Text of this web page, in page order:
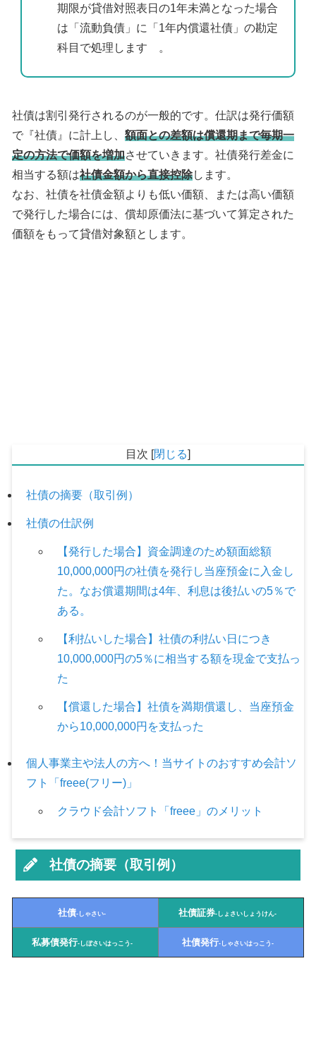
期限が貸借対照表日の1年未満となった場合
は「流動負債」に「1年内償還社債」の勘定
科目で処理します 。
社債は割引発行されるのが一般的です。仕訳は発行価額
で『社債』に計上し、 額面との差額は償還期まで毎期一
定の方法で価額を増加させていきます。社債発行差金に
相当する額は社債金額から直接控除します。
なお、社債を社債金額よりも低い価額、または高い価額
で発行した場合には、償却原価法に基づいて算定された
価額をもって貸借対象額とします。
目次 [閉じる]
社債の摘要（取引例）
社債の仕訳例
【発行した場合】資金調達のため額面総額
10,000,000円の社債を発行し当座預金に入金し
た。なお償還期間は4年、利息は後払いの5％で
ある。
【利払いした場合】社債の利払い日につき
10,000,000円の5％に相当する額を現金で支払っ
た
【償還した場合】社債を満期償還し、当座預金
から10,000,000円を支払った
個人事業主や法人の方へ！当サイトのおすすめ会計ソ
フト「freee(フリー)」
クラウド会計ソフト「freee」のメリット
社債の摘要（取引例）
社債-しゃさい- 社債証券-しょさいしょうけん-
私募債発行-しぼさいはっこう- 社債発行-しゃさいはっこう-